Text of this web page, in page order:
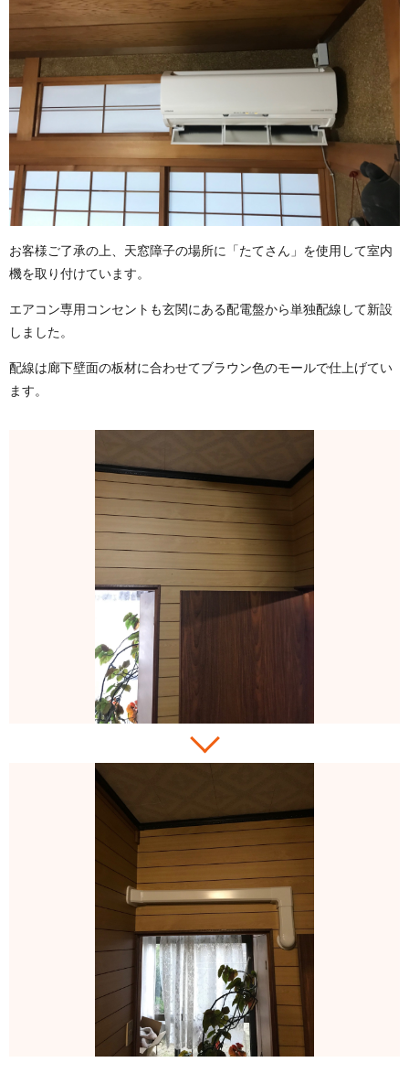
お客様ご了承の上、天窓障子の場所に「たてさん」を使用して室内
機を取り付けています。
エアコン専用コンセントも玄関にある配電盤から単独配線して新設
しました。
配線は廊下壁面の板材に合わせてブラウン色のモールで仕上げてい
ます。